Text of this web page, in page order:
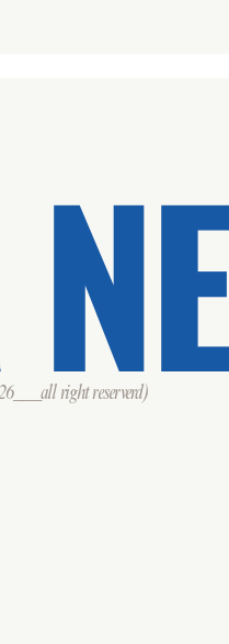
right reserverd)